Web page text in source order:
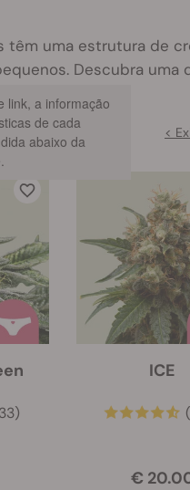
têm uma estrutura de
Descubra
link, a informação
de cada
abaixo da
<
ICE
€